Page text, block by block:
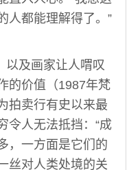
都能理解得了。”
以及画家让人喟叹
的价值（1987年梵
拍卖行有史以来最
令人无法抵挡：“成
，一方面是它们的
丝对人类处境的关